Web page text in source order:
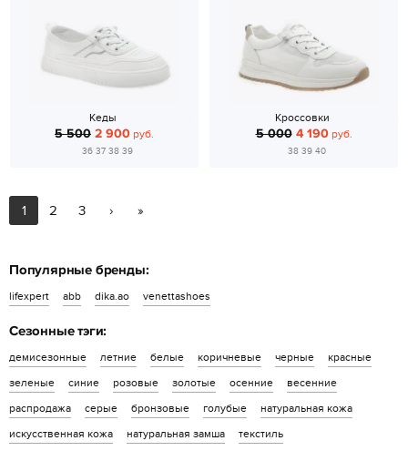
Кеды
5 500 2 900 руб.
36 37 38 39
Кроссовки
5 000 4 190руб.
38 39 40
1 2 3 › »
Популярные бренды:
lifexpert abb dika.ao venettashoes
Сезонные тэги:
демисезонные летние белые коричневые черные
красные
зеленые
синие розовые золотые осенние
весенние
распродажа
серые бронзовые голубые
натуральная кожа
искусственная кожа
натуральная замша текстиль